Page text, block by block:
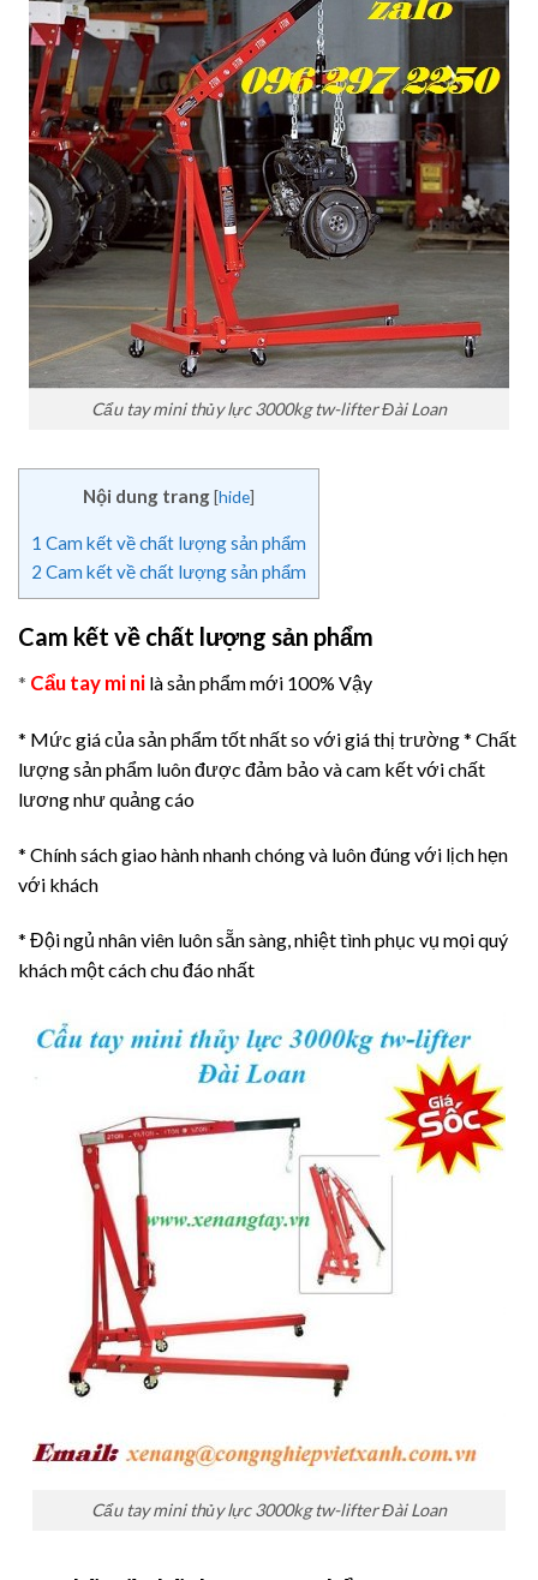
Cẩu tay mini thủy lực 3000kg tw-lifter Đài Loan
Nội dung trang[hide]
1 Cam kết về chất lượng sản phẩm
2 Cam kết về chất lượng sản phẩm
Cam kết về chất lượng sản phẩm
* Cẩu tay mi ni là sản phẩm mới 100% Vậy
* Mức giá của sản phẩm tốt nhất so với giá thị trường* Chất
lượng sản phẩm luôn được đảm bảo và cam kết với chất
lương như quảng cáo
* Chính sách giao hành nhanh chóng và luôn đúng với lịch hẹn
với khách
* Đội ngủ nhân viên luôn sẵn sàng, nhiệt tình phục vụ mọi quý
khách một cách chu đáo nhất
Cẩu tay mini thủy lực 3000kg tw-lifter Đài Loan